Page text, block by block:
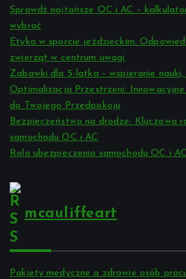
Sprawdź najtańsze OC i AC –
wybrać
Etyka w sporcie jeździeckim:
zwierząt w centrum uwagi
Zabawki dla 5-latka – wspieranie
Optimalizacja Przestrzeni:
do Twojego Przedpokoju
Bezpieczeństwo na drodze: Kluczowa
samochodu OC i AC
Rola ubezpieczenia samochodu OC i
mcauliffeart
Pakiety medyczne a zdrowie osób